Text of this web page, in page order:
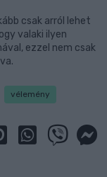
csak arról lehet
valaki ilyen
ezzel nem csak
vélemény